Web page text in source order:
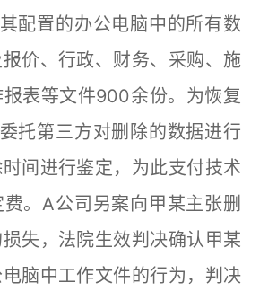
配置的办公电脑中的所有数
价、行政、财务、采购、施
表等文件900余份。为恢复
托第三方对删除的数据进行
间进行鉴定，为此支付技术
。A公司另案向甲某主张删
失，法院生效判决确认甲某
脑中工作文件的行为，判决